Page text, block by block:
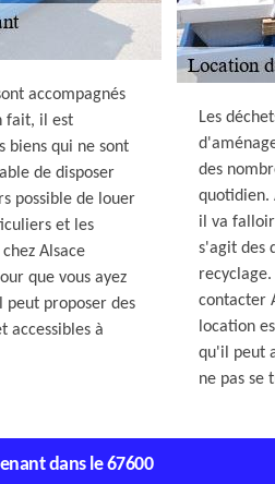
accompagnés
fait, il est
biens qui ne sont
de disposer
possible de louer
et les
Alsace
que vous ayez
peut proposer des
accessibles à
Les
des
quotidien.
il va falloir
s'agit des
contacter
location
qu'il peut
ne pas se
dans le 67600